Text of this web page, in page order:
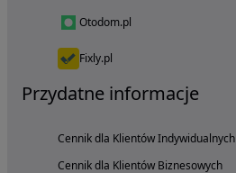
Otodom.pl
Fixly.pl
Przydatne informacje
Cennik dla Klientów Indywidualnych
Cennik dla Klientów Biznesowych